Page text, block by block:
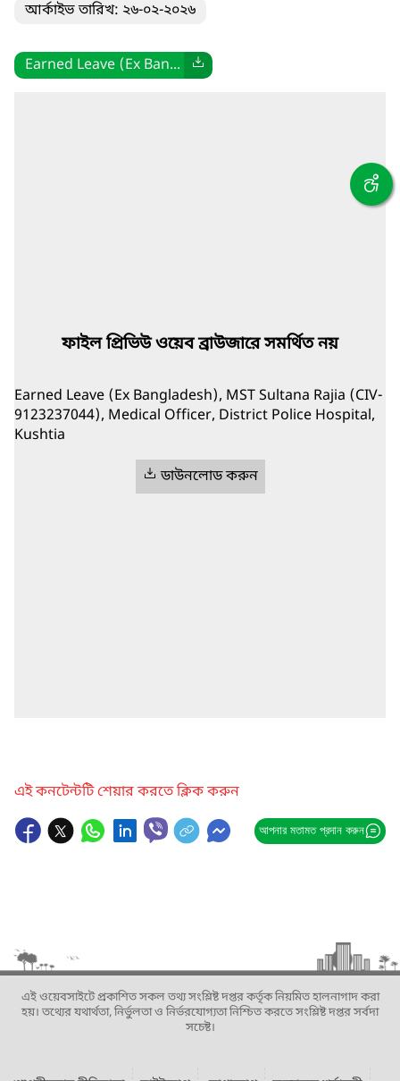
আর্কাইভ তারিখ: ২৬-০২-২০২৬
Earned Leave (Ex Ban...
ফাইল প্রিভিউ ওয়েব ব্রাউজারে সমর্থিত নয়
Earned Leave (Ex Bangladesh), MST Sultana Rajia (CIV-
9123237044), Medical Officer, District Police Hospital,
Kushtia
ডাউনলোড করুন
এই কনটেন্টটি শেয়ার করতে ক্লিক করুন
আপনার মতামত প্রদান করুন
এই ওয়েবসাইটে প্রকাশিত সকল তথ্য সংশ্লিষ্ট দপ্তর কর্তৃক নিয়মিত হালনাগাদ করা
হয়। তথ্যের যথার্থতা, নির্ভুলতা ও নির্ভরযোগ্যতা নিশ্চিত করতে সংশ্লিষ্ট দপ্তর সর্বদা
সচেষ্ট।